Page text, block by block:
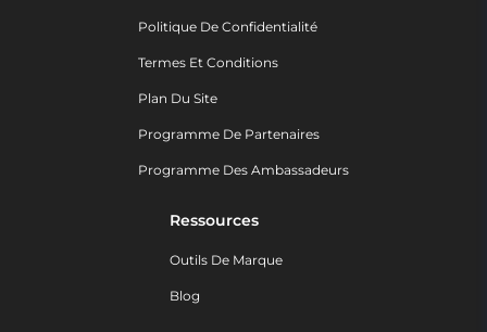
Politique De Confidentialité
Termes Et Conditions
Plan Du Site
Programme De Partenaires
Programme Des Ambassadeurs
Ressources
Outils De Marque
Blog